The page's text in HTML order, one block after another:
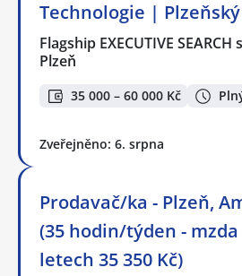
Technologie |
Flagship EXECUTIVE SEARCH
Plzeň
35 000 – 60 000 Kč
Zveřejněno: 6. srpna
Prodavač/ka - Plzeň,
(35 hodin/týden - mzda
letech 35 350 Kč)